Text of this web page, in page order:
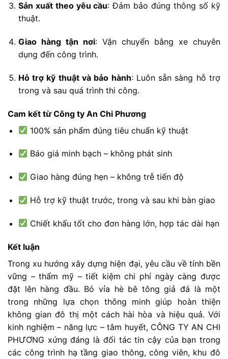
Sản xuất theo yêucầu:Đảm bảođúngthông số kỹ
thuật.
Giao hàng tận nơi: Vận chuyển bằng xechuyên
dụng đến công trình.
Hỗtrợ kỹ thuật và bảo hành: Luôn sẵn sàng hỗtrợ
trong và sau quá trình thi công.
Cam kết từCông ty An Chi Phương
100% sản phẩmđúngtiêuchuẩn kỹthuật
Báogiá minh bạch – không phát sinh
Giao hàngđúng hẹn – khôngtrễtiếnđộ
Hỗtrợ kỹthuậttrước,trongvà sau khi bàngiao
Chiết khấutốtchođơn hàng lớn, hợptácdài hạn
Kết luận
Trong xu hướng xâydựng hiện đại, yêu cầu về tính bền
vững –thẩm mỹ –tiết kiệmchi phí ngàycàngđược
đặt lên hàng đầu. Bó vỉa hè bê tônggiả đá là một
trong những lựachọn thông minhgiúp hoàn thiện
khônggianđô thị một cách hài hòa và hiệu quả.Với
kinh nghiệm – năng lực –tâm huyết, CÔNG TY AN CHI
PHƯƠNG xứngđáng là đối táctin cậy của bạntrong
các côngtrình hạtầnggiao thông,công viên, khuđô